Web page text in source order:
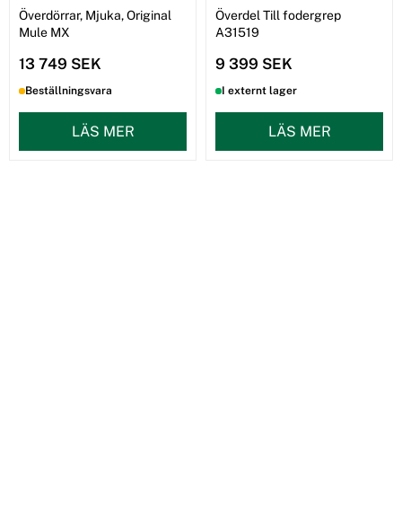
Överdörrar, Mjuka, Original
Mule MX
13 749 SEK
Beställningsvara
LÄS MER
Överdel Till fodergrep
A31519
9 399 SEK
I externt lager
LÄS MER